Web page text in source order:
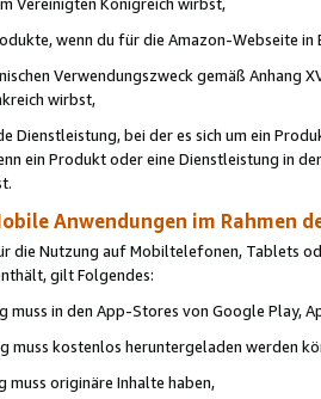
wenn du für die Amazon-Webseite in
Verwendungszweck gemäß Anhang
wirbst,
Dienstleistung, bei der es sich um ein
ein Produkt oder eine Dienstleistung in
Anwendungen im Rahmen
die Nutzung auf Mobiltelefonen, Tablets
gilt Folgendes:
muss in den App-Stores von Google Play,
muss kostenlos heruntergeladen werden
muss originäre Inhalte haben,